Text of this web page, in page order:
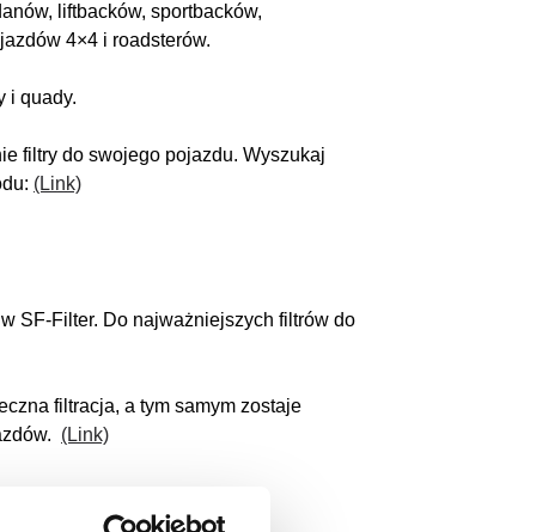
liftbacków, sportbacków,
4×4 i roadsterów.
i quady.
filtry do swojego pojazdu. Wyszukaj
(Link)
SF-Filter. Do najważniejszych filtrów do
filtracja, a tym samym zostaje
(Link)